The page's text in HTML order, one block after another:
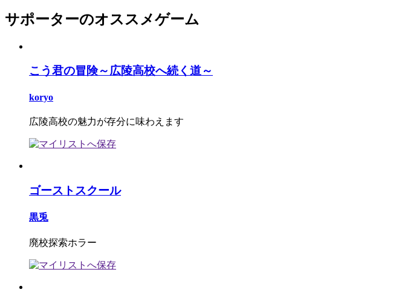
サポーターのオススメゲーム
こう君の冒険～広陵高校へ続く道～
koryo
広陵高校の魅力が存分に味わえます
ゴーストスクール
黒兎
廃校探索ホラー